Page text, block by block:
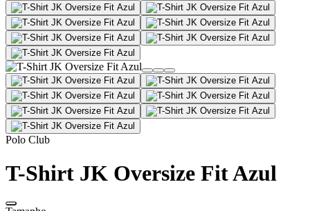
+de 36.000 reviews
Polo Club
T-Shirt JK Oversize Fit Azul